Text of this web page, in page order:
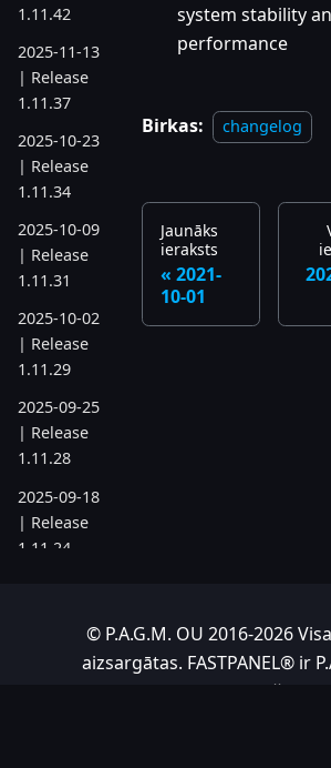
1.11.42
2025-11-13
| Release
1.11.37
2025-10-23
| Release
1.11.34
2025-10-09
| Release
1.11.31
2025-10-02
| Release
1.11.29
2025-09-25
| Release
1.11.28
2025-09-18
| Release
1.11.24
2025-07-17
system stability
performance
Birkas: changelog
Jaunāks
ieraksts
2021-
10-01
© P.A.G.M. OU 2016-2026
aizsargātas. FASTPANEL® ir
reģistrēta preču zīme.